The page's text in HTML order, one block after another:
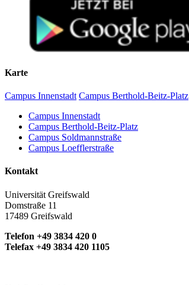
Karte
Campus Innenstadt Campus Berthold-Beitz-Platz
Campus Innenstadt
Campus Berthold-Beitz-Platz
Campus Soldmannstraße
Campus Loefflerstraße
Kontakt
Universität Greifswald
Domstraße 11
17489 Greifswald
Telefon +49 3834 420 0
Telefax +49 3834 420 1105